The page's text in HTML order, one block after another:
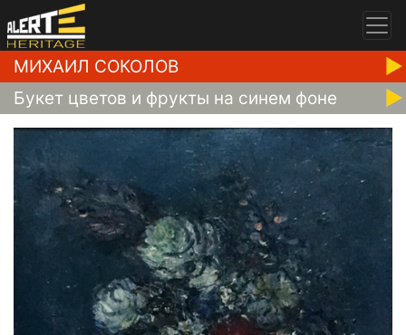
МИХАИЛ СОКОЛОВ
Букет цветов и фрукты на синем фоне